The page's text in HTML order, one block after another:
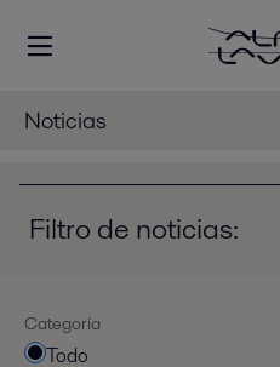
Noticias
Filtro de noticias:
Categoría
Todo